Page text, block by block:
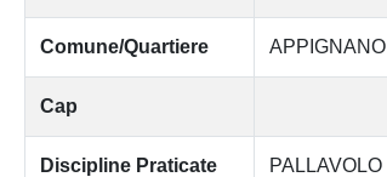
Comune/Quartiere APPIGNANO
Cap
Discipline Praticate PALLAVOLO